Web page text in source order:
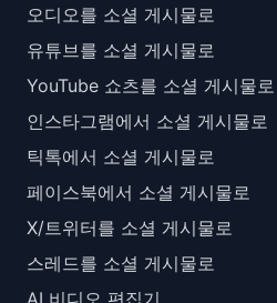
오디오를 소셜 게시물로
유튜브를 소셜 게시물로
YouTube 쇼츠를 소셜 게시물로
인스타그램에서 소셜 게시물로
틱톡에서 소셜 게시물로
페이스북에서 소셜 게시물로
X/트위터를 소셜 게시물로
스레드를 소셜 게시물로
AI 비디오 편집기